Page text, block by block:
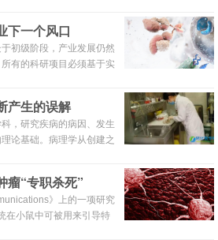
。
下一个风口
初级阶段，产业发展仍然
有的科研项目必须基于实
产生的误解
，研究疾病的病因、发生
论基础。病理学从创建之
瘤“专职杀死”
》上的一项研究
在小鼠中可被用来引导特